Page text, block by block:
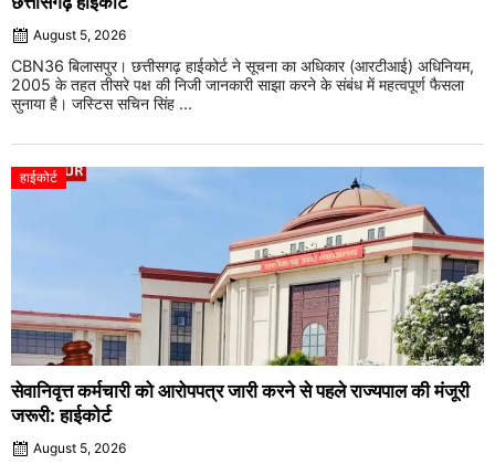
August 5, 2026
CBN36 बिलासपुर। छत्तीसगढ़ हाईकोर्ट ने सूचना का अधिकार (आरटीआई) अधिनियम,
2005 के तहत तीसरे पक्ष की निजी जानकारी साझा करने के संबंध में महत्वपूर्ण फैसला
सुनाया है। जस्टिस सचिन सिंह ...
हाईकोर्ट
सेवानिवृत्त कर्मचारी को आरोपपत्र जारी करने से पहले राज्यपाल की मंजूरी
जरूरी: हाईकोर्ट
August 5, 2026